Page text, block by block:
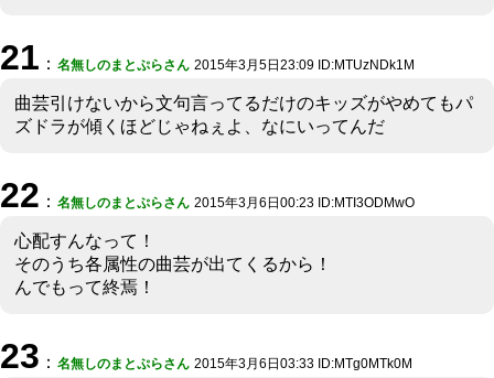
21 ： 名無しのまとぷらさん 2015年3月5日23:09 ID:MTUzNDk1M
曲芸引けないから文句言ってるだけのキッズがやめてもパ
ズドラが傾くほどじゃねぇよ、なにいってんだ
22 ： 名無しのまとぷらさん 2015年3月6日00:23 ID:MTI3ODMwO
心配すんなって！
そのうち各属性の曲芸が出てくるから！
んでもって終焉！
23 ： 名無しのまとぷらさん 2015年3月6日03:33 ID:MTg0MTk0M